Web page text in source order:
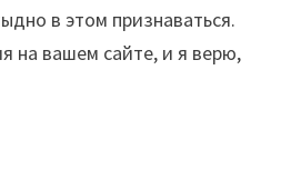
в этом признаваться.
на вашем сайте, и я верю,